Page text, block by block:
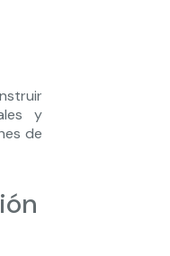
y
de